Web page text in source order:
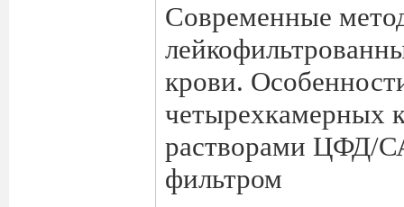
Современные
крови.
четырехкамерных
растворами ЦФД/
фильтром